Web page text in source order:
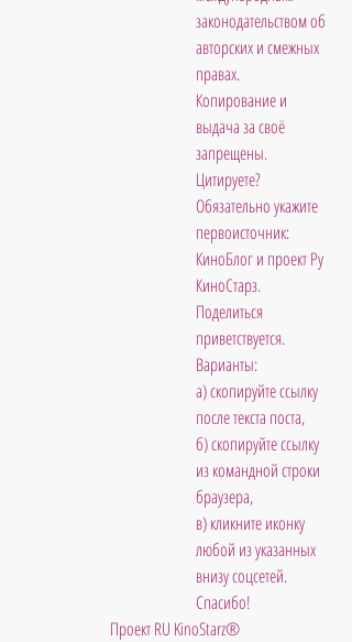
законодательством об
авторских и смежных
правах.
Копирование и
выдача за своё
запрещены.
Цитируете?
Обязательно укажите
первоисточник:
КиноБлог и проект Ру
КиноСтарз.
Поделиться
приветствуется.
Варианты:
а) скопируйте ссылку
после текста поста,
б) скопируйте ссылку
из командной строки
браузера,
в) кликните иконку
любой из указанных
внизу соцсетей.
Спасибо!
Проект RU KinoStarz®